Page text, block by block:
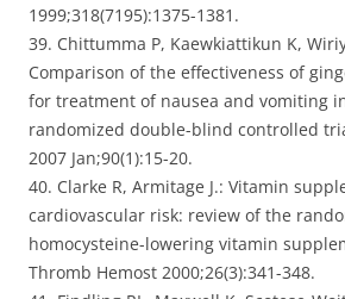
1999;318(7195):1375-1381.
39. Chittumma P, Kaewkiattikun K,
Comparison of the effectiveness of
for treatment of nausea and vomiting
randomized double-blind controlled
2007 Jan;90(1):15-20.
40. Clarke R, Armitage J.: Vitamin
cardiovascular risk: review of the
homocysteine-lowering vitamin
Thromb Hemost 2000;26(3):341-348.